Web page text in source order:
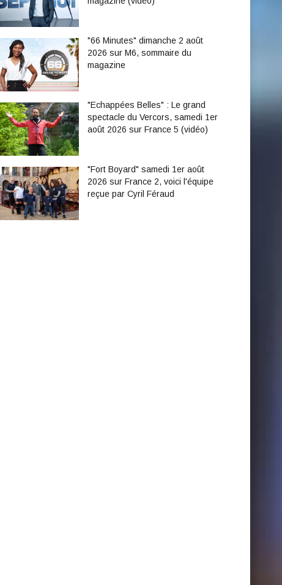
"66 Minutes" dimanche 2 août
2026 sur M6, sommaire du
magazine
"Echappées Belles" : Le grand
spectacle du Vercors, samedi 1er
août 2026 sur France 5 (vidéo)
"Fort Boyard" samedi 1er août
2026 sur France 2, voici l'équipe
reçue par Cyril Féraud